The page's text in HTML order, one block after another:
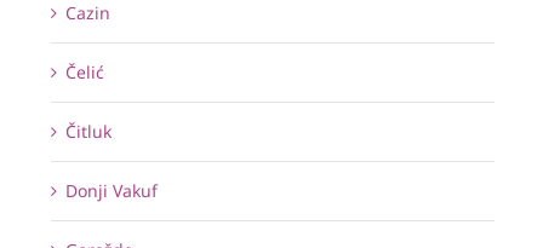
Cazin
Čelić
Čitluk
Donji Vakuf